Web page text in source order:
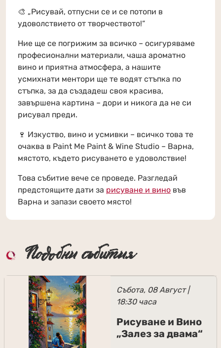
🎨 „Рисувай, отпусни се и се потопи в
удоволствието от творчеството!“
Ние ще се погрижим за всичко – осигуряваме
професионални материали, чаша ароматно
вино и приятна атмосфера, а нашите
усмихнати ментори ще те водят стъпка по
стъпка, за да създадеш своя красива,
завършена картина – дори и никога да не си
рисувал преди.
🍷 Изкуство, вино и усмивки – всичко това те
очаква в Paint Me Paint & Wine Studio – Варна,
мястото, където рисуването е удоволствие!
Това събитие вече се проведе. Разгледай
предстоящите дати за рисуване и вино във
Варна и запази своето място!
Подобни събития
Събота, 08 Август |
18:30 часа
Рисуване и Вино
„Залез за двама“